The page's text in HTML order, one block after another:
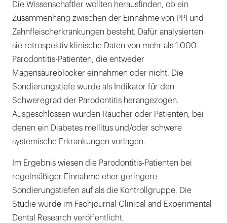
Die Wissenschaftler wollten herausfinden, ob ein
Zusammenhang zwischen der Einnahme von PPI und
Zahnfleischerkrankungen besteht. Dafür analysierten
sie retrospektiv klinische Daten von mehr als 1.000
Parodontitis-Patienten, die entweder
Magensäureblocker einnahmen oder nicht. Die
Sondierungstiefe wurde als Indikator für den
Schweregrad der Parodontitis herangezogen.
Ausgeschlossen wurden Raucher oder Patienten, bei
denen ein Diabetes mellitus und/oder schwere
systemische Erkrankungen vorlagen.
Im Ergebnis wiesen die Parodontitis-Patienten bei
regelmäßiger Einnahme eher geringere
Sondierungstiefen auf als die Kontrollgruppe. Die
Studie wurde im Fachjournal Clinical and Experimental
Dental Research veröffentlicht.